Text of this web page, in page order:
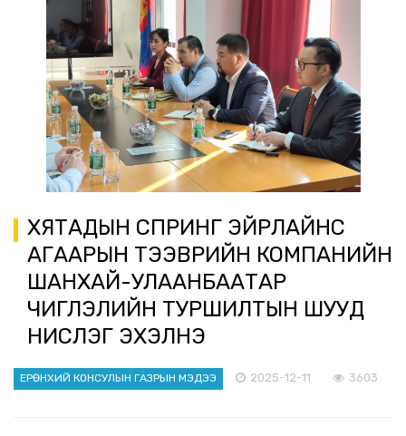
ХЯТАДЫН СПРИНГ ЭЙРЛАЙНС
АГААРЫН ТЭЭВРИЙН КОМПАНИЙН
ШАНХАЙ-УЛААНБААТАР
ЧИГЛЭЛИЙН ТУРШИЛТЫН ШУУД
НИСЛЭГ ЭХЭЛНЭ
ЕРӨНХИЙ КОНСУЛЫН ГАЗРЫН МЭДЭЭ 2025-12-11 3603